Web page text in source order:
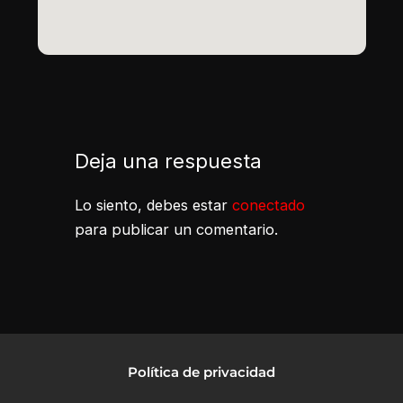
Deja una respuesta
Lo siento, debes estar conectado
para publicar un comentario.
Política de privacidad